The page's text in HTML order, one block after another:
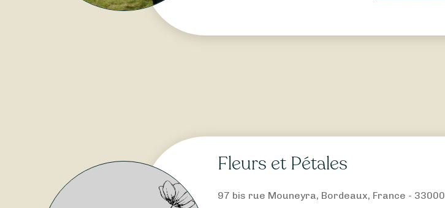
Fleurs et Pétales
97 bis rue Mouneyra, Bordeaux, France - 33000